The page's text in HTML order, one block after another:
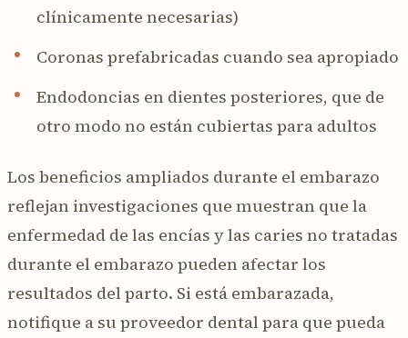
clínicamente necesarias)
Coronas prefabricadas cuando sea apropiado
Endodoncias en dientes posteriores, que de
otro modo no están cubiertas para adultos
Los beneficios ampliados durante el embarazo
reflejan investigaciones que muestran que la
enfermedad de las encías y las caries no tratadas
durante el embarazo pueden afectar los
resultados del parto. Si está embarazada,
notifique a su proveedor dental para que pueda